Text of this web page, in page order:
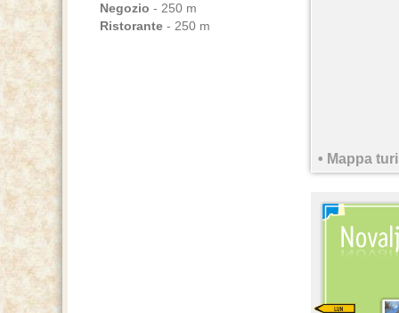
Negozio - 250 m
Ristorante - 250 m
• Mappa